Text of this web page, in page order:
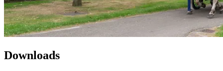
Downloads